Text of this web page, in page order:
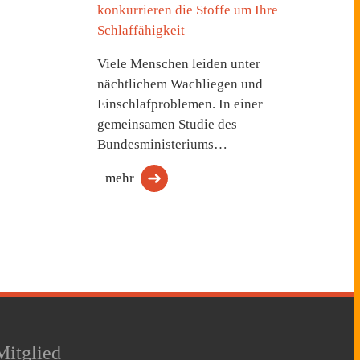
konkurrieren die Stoffe um Ihre
Schlaffähigkeit
Viele Menschen leiden unter
nächtlichem Wachliegen und
Einschlafproblemen. In einer
gemeinsamen Studie des
Bundesministeriums…
mehr